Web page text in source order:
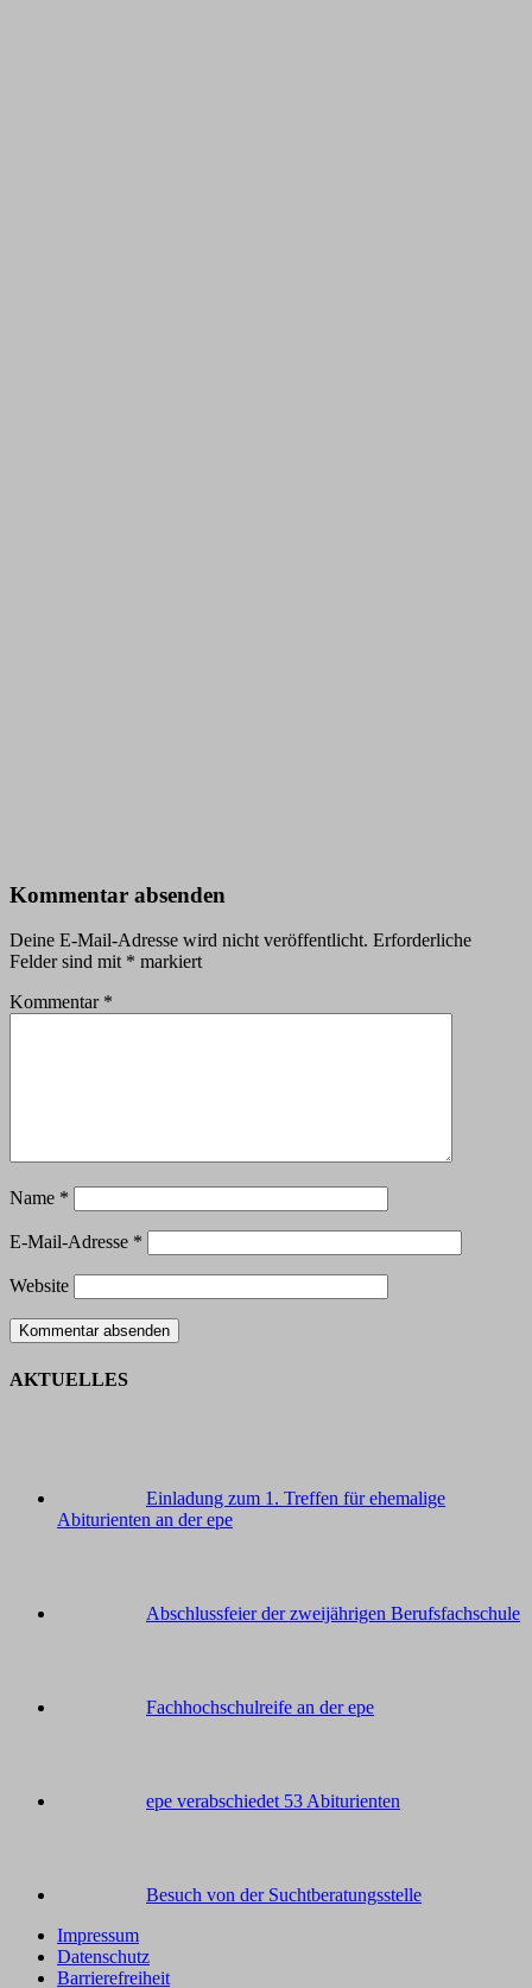
Kommentar absenden
Deine E-Mail-Adresse wird nicht veröffentlicht. Erforderliche
Felder sind mit * markiert
Kommentar *
Name *
E-Mail-Adresse *
Website
AKTUELLES
Einladung zum 1. Treffen für ehemalige
Abiturienten an der epe
Abschlussfeier der zweijährigen Berufsfachschule
Fachhochschulreife an der epe
epe verabschiedet 53 Abiturienten
Besuch von der Suchtberatungsstelle
Impressum
Datenschutz
Barrierefreiheit